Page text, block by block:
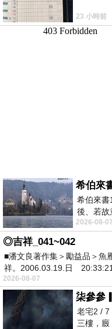
23 小時前
希伯來
希伯來
後、若故
有戰懼等
2026-08-07
◎吉祥_041~042
■潘文良著作集＞勵益品＞
祥。2006.03.19.日
2026-08-07
柒參參
老宅2 / 7
三樓，廄